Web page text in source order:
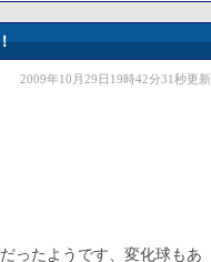
2009年10月29日19時42分31秒更新
ったようです、変化球もあ